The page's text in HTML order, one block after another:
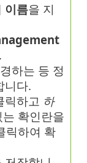
이름을 지
하는 등 정
니다.
릭하고 하
확인란을
릭하여 확